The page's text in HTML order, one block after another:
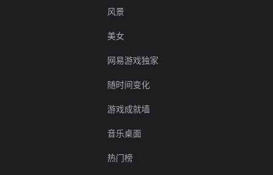
风景
美女
网易游戏独家
随时间变化
游戏成就墙
音乐桌面
热门榜